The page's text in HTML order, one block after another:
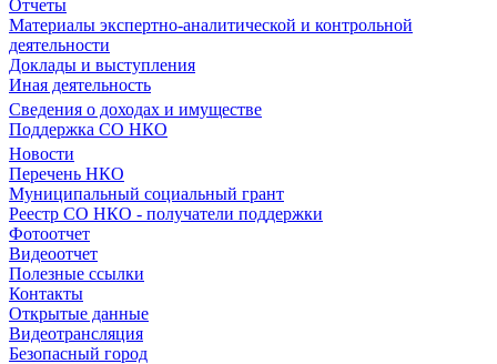
Отчеты
Материалы экспертно-аналитической и контрольной
деятельности
Доклады и выступления
Иная деятельность
Сведения о доходах и имуществе
Поддержка СО НКО
Новости
Перечень НКО
Муниципальный социальный грант
Реестр СО НКО - получатели поддержки
Фотоотчет
Видеоотчет
Полезные ссылки
Контакты
Открытые данные
Видеотрансляция
Безопасный город